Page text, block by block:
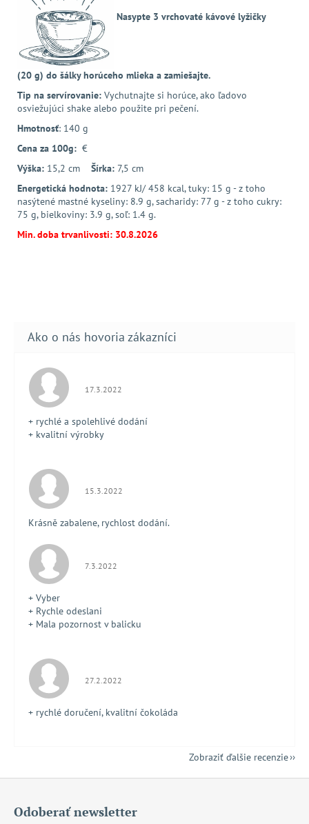
Nasypte 3 vrchovaté kávové lyžičky
(20 g) do šálky horúceho mlieka a zamiešajte.
Tip na servírovanie: Vychutnajte si horúce, ako ľadovo
osviežujúci shake alebo použite pri pečení.
Hmotnosť: 140 g
Cena za 100g: €
Výška: 15,2 cm Šírka: 7,5 cm
Energetická hodnota: 1927 kJ/ 458 kcal, tuky: 15 g - z toho
nasýtené mastné kyseliny: 8.9 g, sacharidy: 77 g - z toho cukry:
75 g, bielkoviny: 3.9 g, soľ: 1.4 g.
Min. doba trvanlivosti: 30.8.2026
Hodnotenie obchodu je 5 z 5 hviezdičiek.
17.3.2022
+ rychlé a spolehlivé dodání
+ kvalitní výrobky
Hodnotenie obchodu je 5 z 5 hviezdičiek.
15.3.2022
Krásně zabalene, rychlost dodání.
Hodnotenie obchodu je 5 z 5 hviezdičiek.
7.3.2022
+ Vyber
+ Rychle odeslani
+ Mala pozornost v balicku
Hodnotenie obchodu je 5 z 5 hviezdičiek.
27.2.2022
+ rychlé doručení, kvalitní čokoláda
Zobraziť ďalšie recenzie
Odoberať newsletter